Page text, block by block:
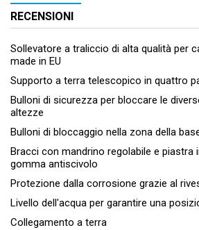
RECENSIONI
Sollevatore a traliccio di alta qualità per
made in EU
Supporto a terra telescopico in quattro
Bulloni di sicurezza per bloccare le
altezze
Bulloni di bloccaggio nella zona della
Bracci con mandrino regolabile e piastra
gomma antiscivolo
Protezione dalla corrosione grazie al
Livello dell'acqua per garantire una
Collegamento a terra